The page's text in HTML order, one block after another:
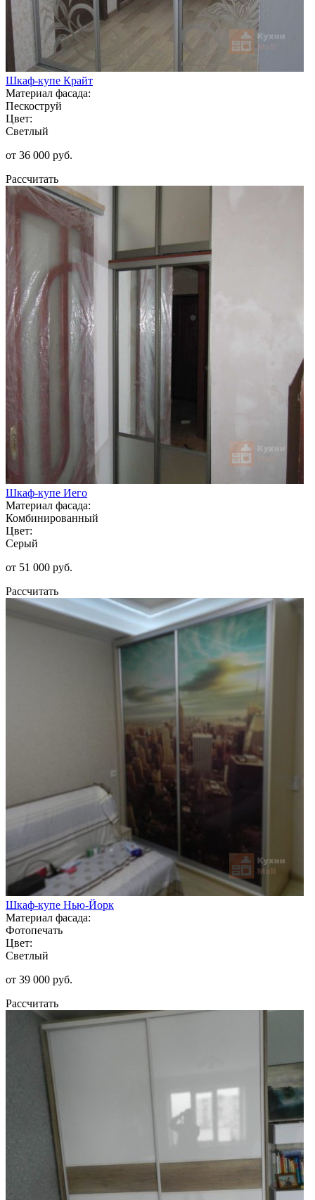
Шкаф-купе Крайт
Материал фасада:
Пескоструй
Цвет:
Светлый
от 36 000 руб.
Рассчитать
Шкаф-купе Иего
Материал фасада:
Комбинированный
Цвет:
Серый
от 51 000 руб.
Рассчитать
Шкаф-купе Нью-Йорк
Материал фасада:
Фотопечать
Цвет:
Светлый
от 39 000 руб.
Рассчитать